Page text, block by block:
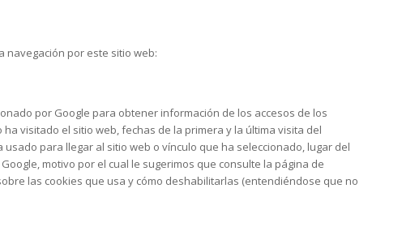
navegación por este sitio web:
por Google para obtener información de los accesos de los
visitado el sitio web, fechas de la primera y la última visita del
para llegar al sitio web o vínculo que ha seleccionado, lugar del
motivo por el cual le sugerimos que consulte la página de
las cookies que usa y cómo deshabilitarlas (entendiéndose que no